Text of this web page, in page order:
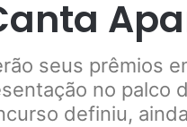
seus prêmios
no palco
definiu,